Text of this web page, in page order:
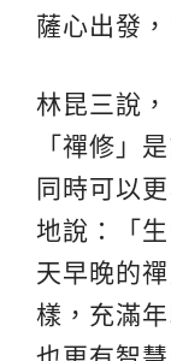
薩心出發
林昆三說
「禪修」
同時可以
地說：「
天早晚的
樣，充滿